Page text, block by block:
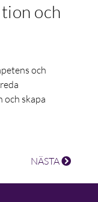
och
och
skapa
NÄSTA